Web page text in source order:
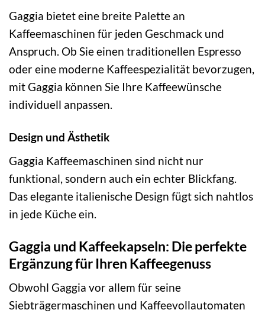
Gaggia bietet eine breite Palette an
Kaffeemaschinen für jeden Geschmack und
Anspruch. Ob Sie einen traditionellen Espresso
oder eine moderne Kaffeespezialität bevorzugen,
mit Gaggia können Sie Ihre Kaffeewünsche
individuell anpassen.
Design und Ästhetik
Gaggia Kaffeemaschinen sind nicht nur
funktional, sondern auch ein echter Blickfang.
Das elegante italienische Design fügt sich nahtlos
in jede Küche ein.
Gaggia und Kaffeekapseln: Die perfekte
Ergänzung für Ihren Kaffeegenuss
Obwohl Gaggia vor allem für seine
Siebträgermaschinen und Kaffeevollautomaten